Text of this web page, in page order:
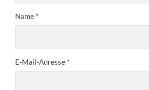
Name *
E-Mail-Adresse *